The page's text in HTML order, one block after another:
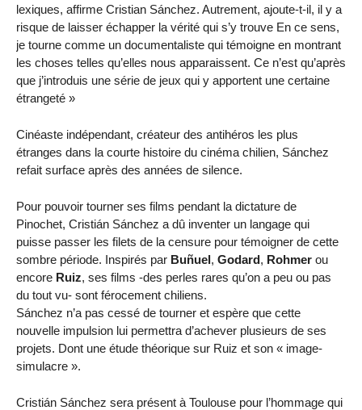
lexiques, affirme Cristian Sánchez. Autrement, ajoute-t-il, il y a
risque de laisser échapper la vérité qui s’y trouve En ce sens,
je tourne comme un documentaliste qui témoigne en montrant
les choses telles qu’elles nous apparaissent. Ce n’est qu’après
que j’introduis une série de jeux qui y apportent une certaine
étrangeté »
Cinéaste indépendant, créateur des antihéros les plus
étranges dans la courte histoire du cinéma chilien, Sánchez
refait surface après des années de silence.
Pour pouvoir tourner ses films pendant la dictature de
Pinochet, Cristián Sánchez a dû inventer un langage qui
puisse passer les filets de la censure pour témoigner de cette
sombre période. Inspirés par Buñuel, Godard, Rohmer ou
encore Ruiz, ses films -des perles rares qu’on a peu ou pas
du tout vu- sont férocement chiliens.
Sánchez n’a pas cessé de tourner et espère que cette
nouvelle impulsion lui permettra d’achever plusieurs de ses
projets. Dont une étude théorique sur Ruiz et son « image-
simulacre ».
Cristián Sánchez sera présent à Toulouse pour l’hommage qui